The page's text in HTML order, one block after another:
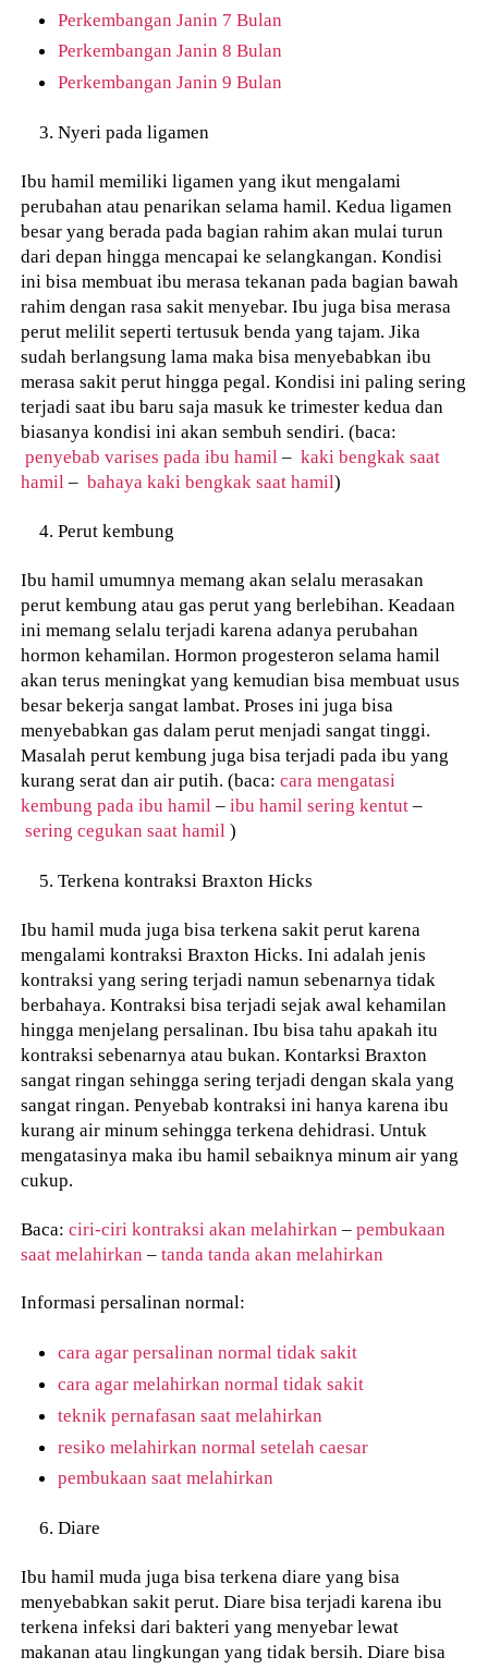
Perkembangan Janin 7 Bulan
Perkembangan Janin 8 Bulan
Perkembangan Janin 9 Bulan
Nyeri pada ligamen
Ibu hamil memiliki ligamen yang ikut mengalami
perubahan atau penarikan selama hamil. Kedua ligamen
besar yang berada pada bagian rahim akan mulai turun
dari depan hingga mencapai ke selangkangan. Kondisi
ini bisa membuat ibu merasa tekanan pada bagian bawah
rahim dengan rasa sakit menyebar. Ibu juga bisa merasa
perut melilit seperti tertusuk benda yang tajam. Jika
sudah berlangsung lama maka bisa menyebabkan ibu
merasa sakit perut hingga pegal. Kondisi ini paling sering
terjadi saat ibu baru saja masuk ke trimester kedua dan
biasanya kondisi ini akan sembuh sendiri. (baca:
penyebab varises pada ibu hamil –kaki bengkak saat
hamil –bahaya kaki bengkak saat hamil)
Perut kembung
Ibu hamil umumnya memang akan selalu merasakan
perut kembung atau gas perut yang berlebihan. Keadaan
ini memang selalu terjadi karena adanya perubahan
hormon kehamilan. Hormon progesteron selama hamil
akan terus meningkat yang kemudian bisa membuat usus
besar bekerja sangat lambat. Proses ini juga bisa
menyebabkan gas dalam perut menjadi sangat tinggi.
Masalah perut kembung juga bisa terjadi pada ibu yang
kurang serat dan air putih. (baca:cara mengatasi
kembung pada ibu hamil –ibu hamil sering kentut –
sering cegukan saat hamil )
Terkena kontraksi Braxton Hicks
Ibu hamil muda juga bisa terkena sakit perut karena
mengalami kontraksi Braxton Hicks. Ini adalah jenis
kontraksi yang sering terjadi namun sebenarnya tidak
berbahaya. Kontraksi bisa terjadi sejak awal kehamilan
hingga menjelang persalinan. Ibu bisa tahu apakah itu
kontraksi sebenarnya atau bukan. Kontarksi Braxton
sangat ringan sehingga sering terjadi dengan skala yang
sangat ringan. Penyebab kontraksi ini hanya karena ibu
kurang air minum sehingga terkena dehidrasi. Untuk
mengatasinya maka ibu hamil sebaiknya minum air yang
cukup.
Baca:ciri-ciri kontraksi akan melahirkan –pembukaan
saat melahirkan –tanda tanda akan melahirkan
Informasi persalinan normal:
cara agar persalinan normal tidak sakit
cara agar melahirkan normal tidak sakit
teknik pernafasan saat melahirkan
resiko melahirkan normal setelah caesar
pembukaan saat melahirkan
Diare
Ibu hamil muda juga bisa terkena diare yang bisa
menyebabkan sakit perut. Diare bisa terjadi karena ibu
terkena infeksi dari bakteri yang menyebar lewat
makanan atau lingkungan yang tidak bersih. Diare bisa